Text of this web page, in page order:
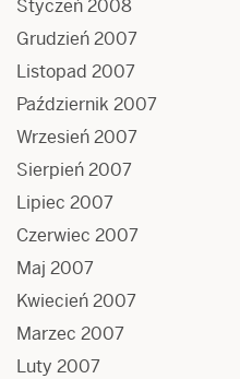
Styczeń 2008
Grudzień 2007
Listopad 2007
Październik 2007
Wrzesień 2007
Sierpień 2007
Lipiec 2007
Czerwiec 2007
Maj 2007
Kwiecień 2007
Marzec 2007
Luty 2007